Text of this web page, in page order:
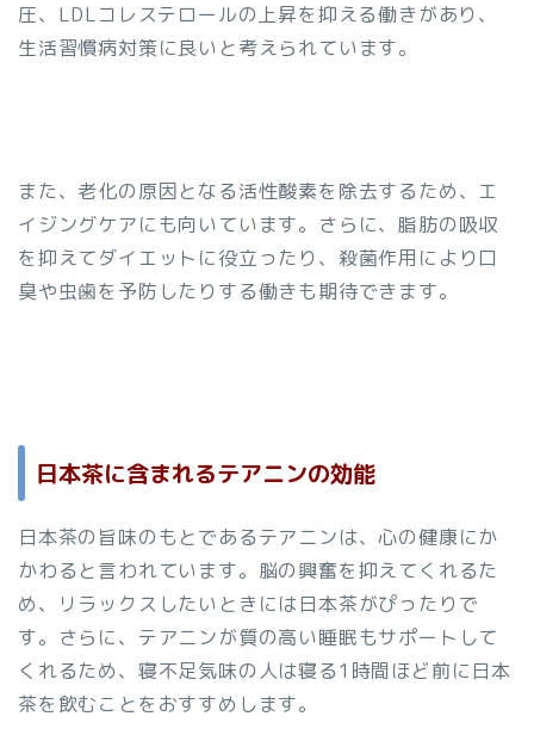
圧、LDLコレステロールの上昇を抑える働きがあり、
生活習慣病対策に良いと考えられています。
また、老化の原因となる活性酸素を除去するため、エ
イジングケアにも向いています。さらに、脂肪の吸収
を抑えてダイエットに役立ったり、殺菌作用により口
臭や虫歯を予防したりする働きも期待できます。
日本茶に含まれるテアニンの効能
日本茶の旨味のもとであるテアニンは、心の健康にか
かわると言われています。脳の興奮を抑えてくれるた
め、リラックスしたいときには日本茶がぴったりで
す。さらに、テアニンが質の高い睡眠もサポートして
くれるため、寝不足気味の人は寝る1時間ほど前に日本
茶を飲むことをおすすめします。